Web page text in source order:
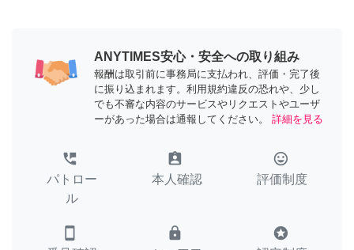
ANYTIMES安心・安全への取り組み
報酬は取引前に事務局に支払われ、評価・完了後
に振り込まれます。利用規約違反の恐れや、少し
でも不審な内容のサービスやリクエストやユーザ
ーがあった場合は通報してください。
詳細を見る
perm_phone_msg
パトロー
ル
assignment_ind
本人確認
tag_faces
評価制度
smartphone lock stars